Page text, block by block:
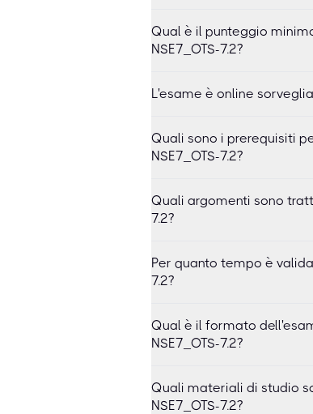
Qual è il punteggio
NSE7_OTS-7.2?
L'esame è online
Quali sono i prerequisiti
NSE7_OTS-7.2?
Quali argomenti sono
7.2?
Per quanto tempo è
7.2?
Qual è il formato
NSE7_OTS-7.2?
Quali materiali di studio
NSE7_OTS-7.2?